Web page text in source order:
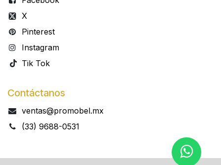
X
Pinterest
Instagram
Tik Tok
Contáctanos
ventas@promobel.mx
(33) 9688-0531​​